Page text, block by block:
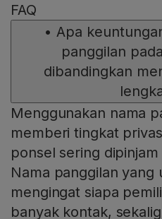
FAQ
• Apa
panggilan
dibandingkan
Menggunakan nama
memberi tingkat
ponsel sering
Nama panggilan yang
mengingat siapa
banyak kontak,